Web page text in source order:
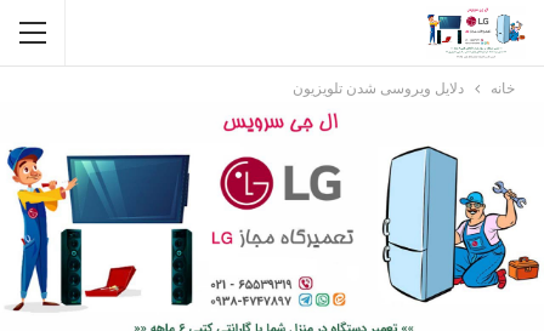
خانه دلایل ویروسی شدن تلویزیون